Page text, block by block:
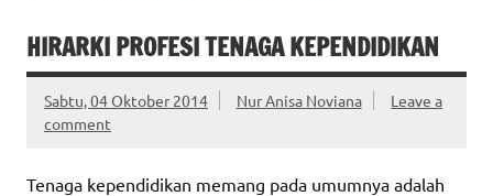
HIRARKI PROFESI TENAGA KEPENDIDIKAN
Sabtu, 04 Oktober 2014 Nur Anisa Noviana
Leave a
comment
Tenaga kependidikan memang pada umumnya adalah